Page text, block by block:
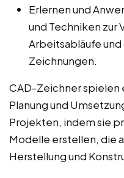
Erlernen und
und Techniken zur
Arbeitsabläufe
Zeichnungen.
CAD-Zeichner spielen
Planung und
Projekten, indem sie
Modelle erstellen, die
Herstellung und